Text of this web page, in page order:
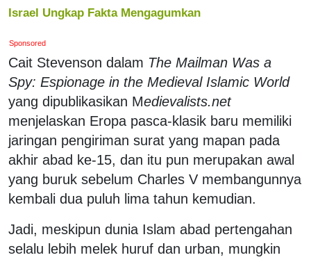
Israel Ungkap Fakta Mengagumkan
Sponsored
Cait Stevenson dalam The Mailman Was a
Spy: Espionage in the Medieval Islamic World
yang dipublikasikan Medievalists.net
menjelaskan Eropa pasca-klasik baru memiliki
jaringan pengiriman surat yang mapan pada
akhir abad ke-15, dan itu pun merupakan awal
yang buruk sebelum Charles V membangunnya
kembali dua puluh lima tahun kemudian.
Jadi, meskipun dunia Islam abad pertengahan
selalu lebih melek huruf dan urban, mungkin